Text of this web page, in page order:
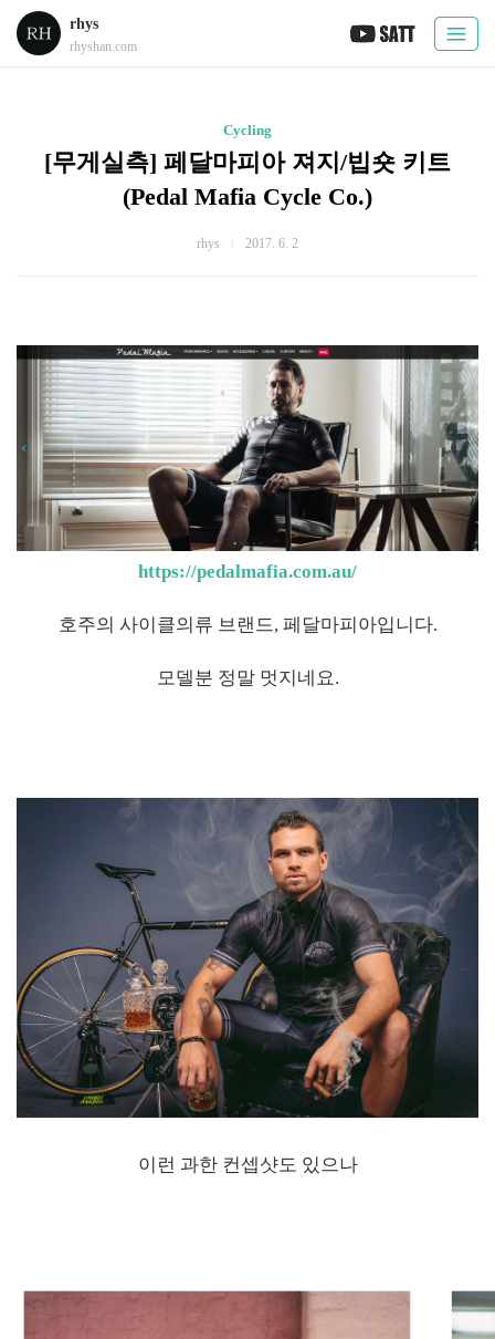
rhys
rhyshan.com
Cycling
[무게실측] 페달마피아 져지/빕숏 키트
(Pedal Mafia Cycle Co.)
rhys 2017. 6. 2
https://pedalmafia.com.au/
호주의 사이클의류 브랜드, 페달마피아입니다.
모델분 정말 멋지네요.
이런 과한 컨셉샷도 있으나